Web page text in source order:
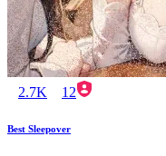
2.7K 12
Best Sleepover